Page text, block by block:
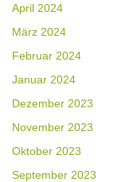
April 2024
März 2024
Februar 2024
Januar 2024
Dezember 2023
November 2023
Oktober 2023
September 2023